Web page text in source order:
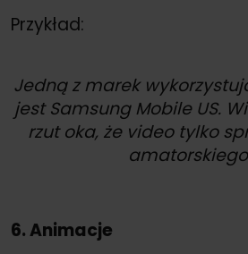
Przykład:
Jedną z marek
jest Samsung Mobile US.
rzut oka, że video tylko
6. Animacje